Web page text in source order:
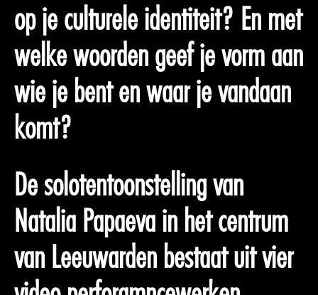
op je culturele identiteit? En met
welke woorden geef je vorm aan
wie je bent en waar je vandaan
komt?
De solotentoonstelling van
Natalia Papaeva in het centrum
van Leeuwarden bestaat uit vier